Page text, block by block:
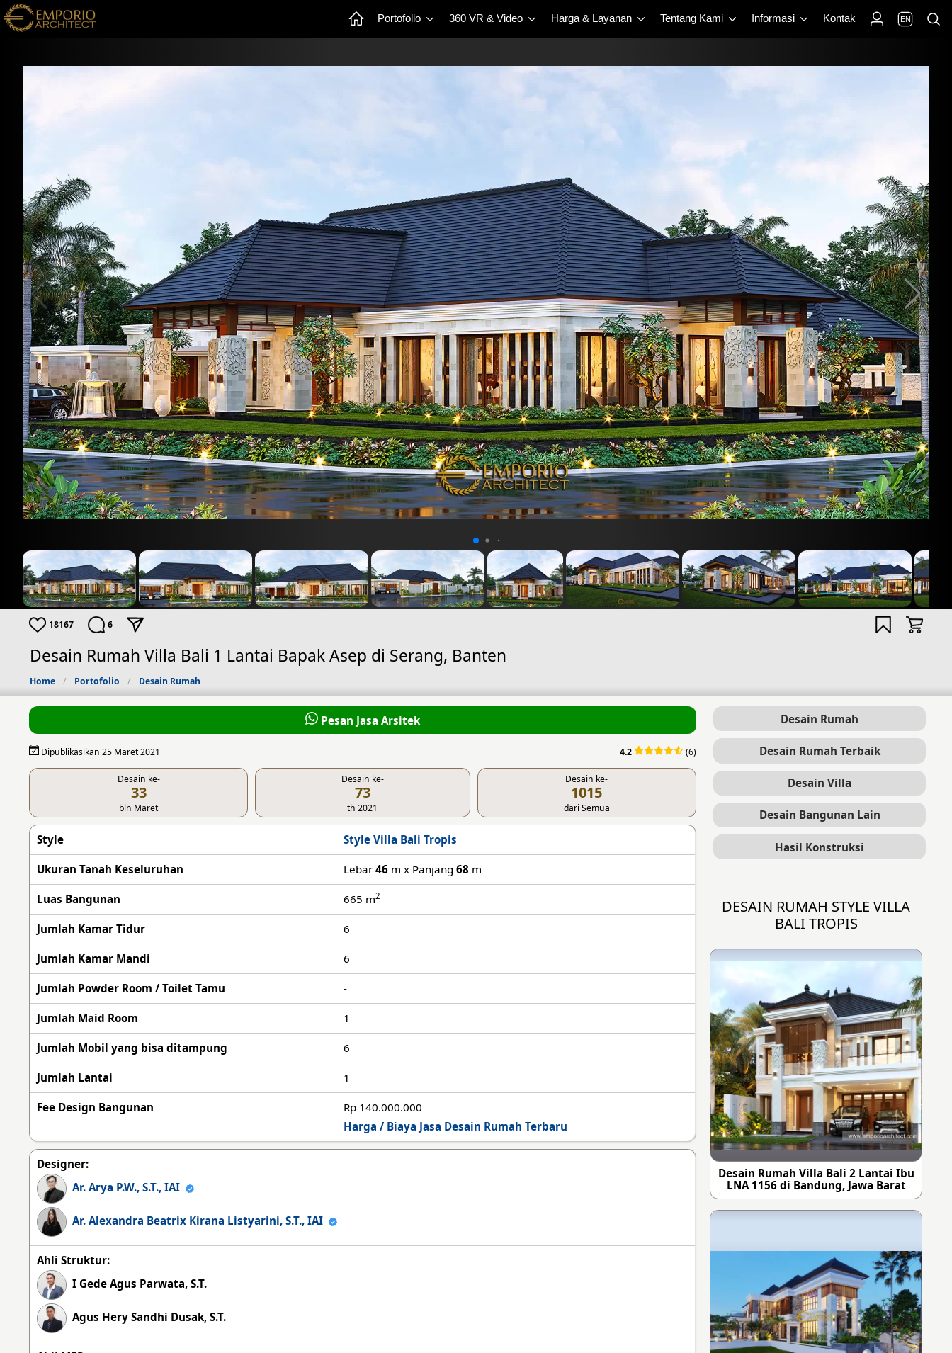
Portofolio 360 VR & Video Harga & Layanan Tentang Kami Informasi Kontak EN
18167 6
Desain Rumah Villa Bali 1 Lantai Bapak Asep di Serang, Banten
Home Portofolio Desain Rumah
Pesan Jasa Arsitek
Dipublikasikan 25 Maret 2021 4.2 (6)
Desain ke-
33
bln Maret
Desain ke-
73
th 2021
Desain ke-
1015
dari Semua
Style Style Villa Bali Tropis
Ukuran Tanah Keseluruhan Lebar46 m x Panjang68 m
Luas Bangunan 665 m2
Jumlah Kamar Tidur 6
Jumlah Kamar Mandi 6
Jumlah Powder Room / Toilet Tamu -
Jumlah Maid Room 1
Jumlah Mobil yang bisa ditampung 6
Jumlah Lantai 1
Fee Design Bangunan
Rp 140.000.000
Harga / Biaya Jasa Desain Rumah Terbaru
Designer:
Ar. Arya P.W., S.T., IAI
Ar. Alexandra Beatrix Kirana Listyarini, S.T., IAI
Ahli Struktur:
I Gede Agus Parwata, S.T.
Agus Hery Sandhi Dusak, S.T.
Desain Rumah
Desain Rumah Terbaik
Desain Villa
Desain Bangunan Lain
Hasil Konstruksi
DESAIN RUMAH STYLE VILLA
BALI TROPIS
Desain Rumah Villa Bali 2 Lantai Ibu
LNA 1156 di Bandung, Jawa Barat